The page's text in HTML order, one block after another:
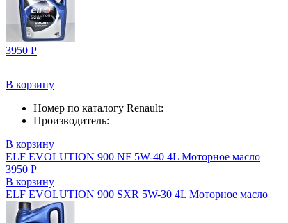
3950 Р
В корзину
Номер по каталогу Renault:
Производитель:
В корзину
ELF EVOLUTION 900 NF 5W-40 4L Моторное масло
3950 Р
В корзину
ELF EVOLUTION 900 SXR 5W-30 4L Моторное масло